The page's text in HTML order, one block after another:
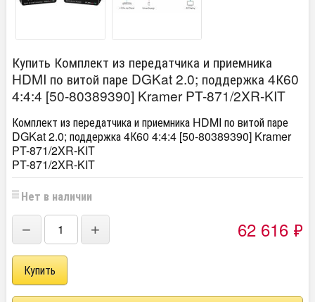
Купить Комплект из передатчика и приемника
HDMI по витой паре DGKat 2.0; поддержка 4К60
4:4:4 [50-80389390] Kramer PT-871/2XR-KIT
Комплект из передатчика и приемника HDMI по витой паре
DGKat 2.0; поддержка 4К60 4:4:4 [50-80389390] Kramer
PT-871/2XR-KIT
PT-871/2XR-KIT
Нет в наличии
− + 62 616 ₽